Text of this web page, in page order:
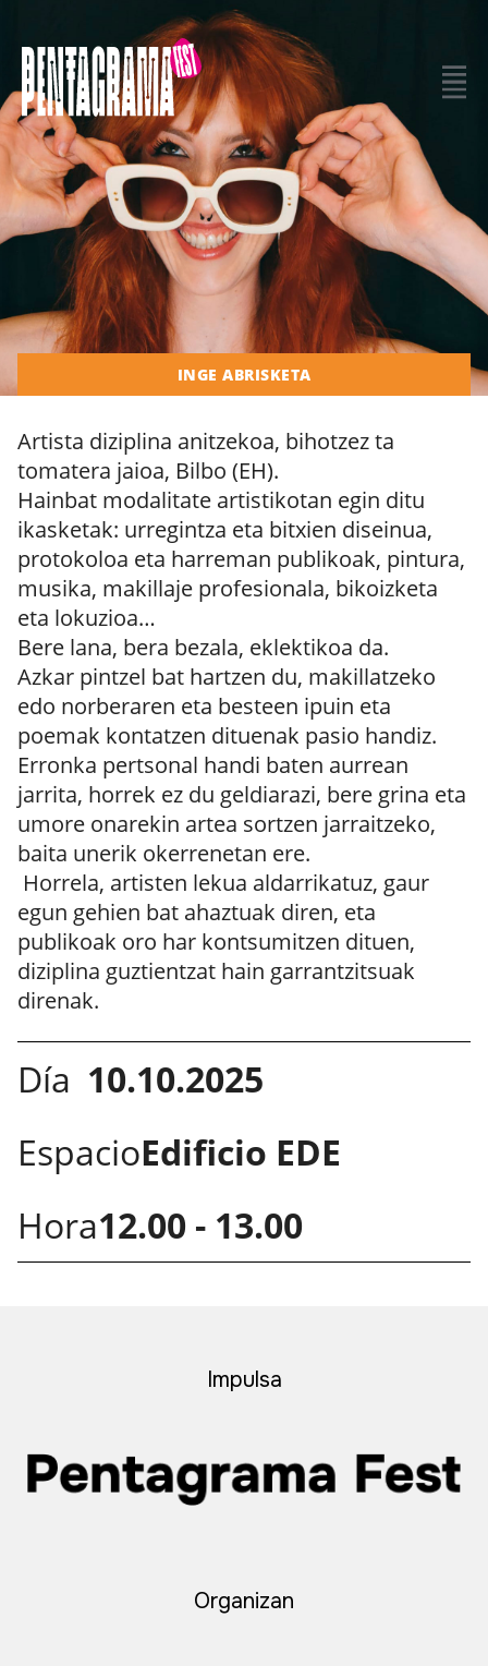
INGE ABRISKETA
Artista diziplina anitzekoa, bihotzez ta
tomatera jaioa, Bilbo (EH).
Hainbat modalitate artistikotan egin ditu
ikasketak: urregintza eta bitxien diseinua,
protokoloa eta harreman publikoak, pintura,
musika, makillaje profesionala, bikoizketa
eta lokuzioa…
Bere lana, bera bezala, eklektikoa da.
Azkar pintzel bat hartzen du, makillatzeko
edo norberaren eta besteen ipuin eta
poemak kontatzen dituenak pasio handiz.
Erronka pertsonal handi baten aurrean
jarrita, horrek ez du geldiarazi, bere grina eta
umore onarekin artea sortzen jarraitzeko,
baita unerik okerrenetan ere.
Horrela, artisten lekua aldarrikatuz, gaur
egun gehien bat ahaztuak diren, eta
publikoak oro har kontsumitzen dituen,
diziplina guztientzat hain garrantzitsuak
direnak.
Día 10.10.2025
EspacioEdificio EDE
Hora12.00 - 13.00
Impulsa
Organizan